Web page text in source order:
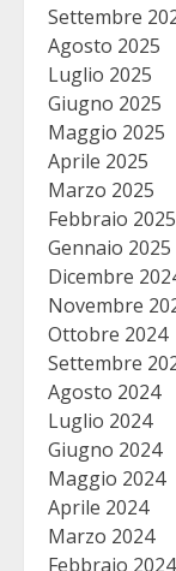
Settembre
Agosto 2025
Luglio 2025
Giugno 2025
Maggio 2025
Aprile 2025
Marzo 2025
Febbraio 2025
Gennaio 2025
Dicembre
Novembre
Ottobre 2024
Settembre
Agosto 2024
Luglio 2024
Giugno 2024
Maggio 2024
Aprile 2024
Marzo 2024
Febbraio 2024